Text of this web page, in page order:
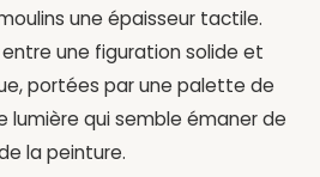
une épaisseur tactile.
une figuration solide et
portées par une palette de
lumière qui semble émaner de
la peinture.